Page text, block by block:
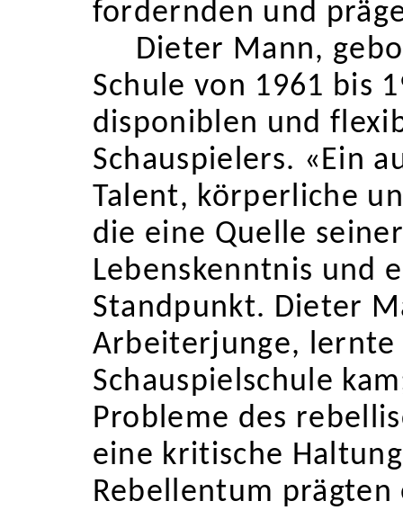
fordernden und
Dieter Mann,
Schule von 1961 bis
disponiblen und
Schauspielers. «Ein
Talent, körperliche
die eine Quelle
Lebenskenntnis und
Standpunkt. Dieter
Arbeiterjunge, lernte
Schauspielschule
Probleme des
eine kritische
Rebellentum prägten